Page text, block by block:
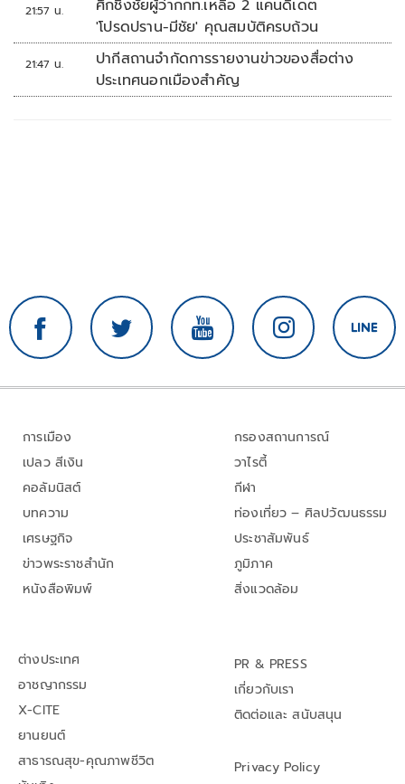
21:57 น.
ศึกชิงชัยผู้ว่ากกท.เหลือ 2 แคนดิเดต
'โปรดปราน-มีชัย' คุณสมบัติครบถ้วน
21:47 น.
ปากีสถานจำกัดการรายงานข่าวของสื่อต่าง
ประเทศนอกเมืองสำคัญ
การเมือง
เปลว สีเงิน
คอลัมนิสต์
บทความ
เศรษฐกิจ
ข่าวพระราชสำนัก
หนังสือพิมพ์
กรองสถานการณ์
วาไรตี้
กีฬา
ท่องเที่ยว – ศิลปวัฒนธรรม
ประชาสัมพันธ์
ภูมิภาค
สิ่งแวดล้อม
ต่างประเทศ
อาชญากรรม
X-CITE
ยานยนต์
สาธารณสุข-คุณภาพชีวิต
PR & PRESS
เกี่ยวกับเรา
ติดต่อและ สนับสนุน
Privacy Policy